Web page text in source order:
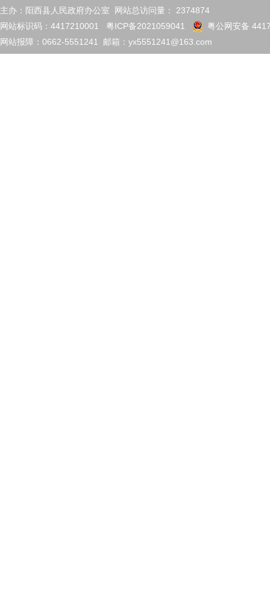
主办：阳西县人民政府办公室 网站总访问量： 2374874
网站标识码：4417210001 粤ICP备2021059041
粤公网安备
网站报障：0662-5551241 邮箱：yx5551241@163.com